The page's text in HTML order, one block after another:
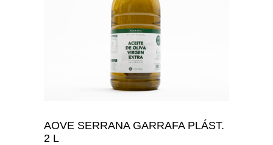
AOVE SERRANA GARRAFA PLÁST.
2 L